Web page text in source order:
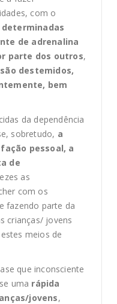
com o
de adrenalina
parte dos outros,
destemidos,
bem
da dependência
sobretudo, a
pessoal, a
de
as
com os
fazendo parte da
crianças/ jovens
meios de
que inconsciente
uma rápida
jovens,